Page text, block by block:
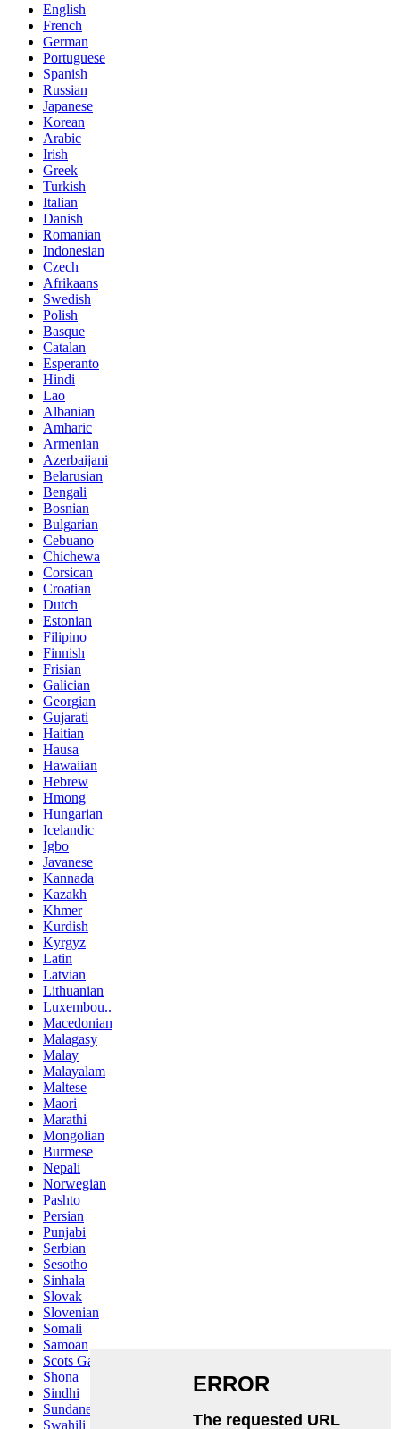
English
French
German
Portuguese
Spanish
Russian
Japanese
Korean
Arabic
Irish
Greek
Turkish
Italian
Danish
Romanian
Indonesian
Czech
Afrikaans
Swedish
Polish
Basque
Catalan
Esperanto
Hindi
Lao
Albanian
Amharic
Armenian
Azerbaijani
Belarusian
Bengali
Bosnian
Bulgarian
Cebuano
Chichewa
Corsican
Croatian
Dutch
Estonian
Filipino
Finnish
Frisian
Galician
Georgian
Gujarati
Haitian
Hausa
Hawaiian
Hebrew
Hmong
Hungarian
Icelandic
Igbo
Javanese
Kannada
Kazakh
Khmer
Kurdish
Kyrgyz
Latin
Latvian
Lithuanian
Luxembou..
Macedonian
Malagasy
Malay
Malayalam
Maltese
Maori
Marathi
Mongolian
Burmese
Nepali
Norwegian
Pashto
Persian
Punjabi
Serbian
Sesotho
Sinhala
Slovak
Slovenian
Somali
Samoan
Scots Gaelic
Shona
Sindhi
Sundanese
Swahili